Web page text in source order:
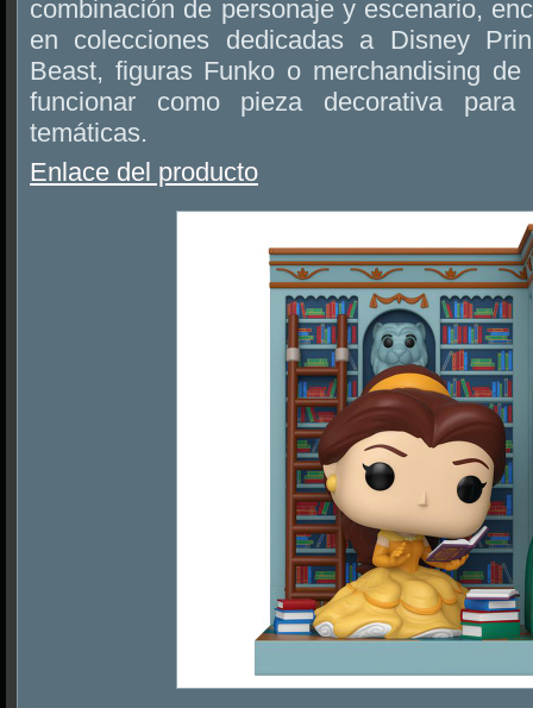
combinación de personaje y escenario,
en colecciones dedicadas a Disney
Beast, figuras Funko o merchandising
funcionar como pieza decorativa
temáticas.
Enlace del producto